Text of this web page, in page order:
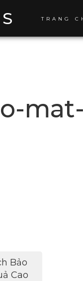
TRANG
Bảo
Cao